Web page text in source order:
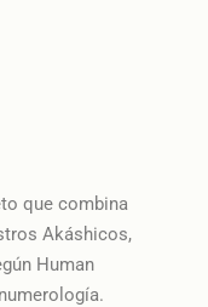
que combina
Akáshicos,
Human